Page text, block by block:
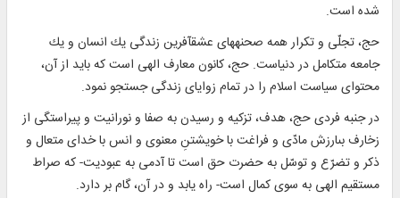
شده است.
حج، تجلّى و تكرار همه صحنه‏هاى عشق‏آفرين زندگى يك انسان و يك
جامعه متكامل در دنياست. حج، كانون معارف الهى است كه بايد از آن،
محتواى سياست اسلام را در تمام زواياى زندگى جستجو نمود.
در جنبه فردى حج، هدف، تزكيه و رسيدن به صفا و نورانيت و پيراستگى از
زخارف بى‏ارزش مادّى و فراغت با خويشتنِ معنوى و انس با خداى متعال و
ذكر و تضرّع و توسّل به حضرت حق است تا آدمى به عبوديت- كه صراط
مستقيم الهى به سوى كمال است- راه يابد و در آن، گام بر دارد.